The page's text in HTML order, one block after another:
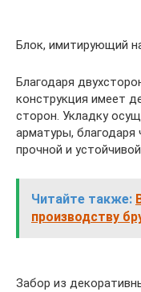
Блок, имитирующий
Благодаря
конструкция имеет
сторон. Укладку
арматуры, благодаря
прочной и
Читайте также:
производству
Забор из